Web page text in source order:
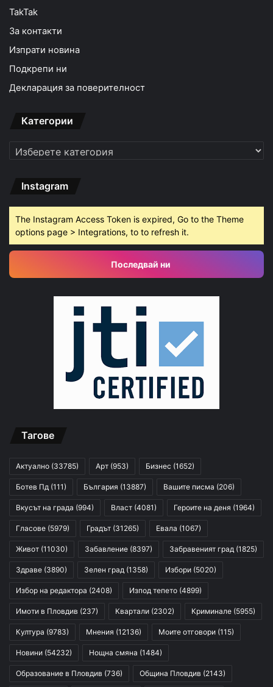
TakTak
За контакти
Изпрати новина
Подкрепи ни
Декларация за поверителност
Категории
Категории
Instagram
The Instagram Access Token is expired, Go to the Theme
options page > Integrations, to to refresh it.
Последвай ни
Тагове
Актуално (33785) Арт (953) Бизнес (1652)
Ботев Пд (111) България (13887) Вашите писма (206)
Вкусът на града (994) Власт (4081) Героите на деня (1964)
Гласове (5979) Градът (31265) Евала (1067)
Живот (11030) Забавление (8397) Забравеният град (1825)
Здраве (3890) Зелен град (1358) Избори (5020)
Избор на редактора (2408) Изпод тепето (4899)
Имоти в Пловдив (237) Квартали (2302) Криминале (5955)
Култура (9783) Мнения (12136) Моите отговори (115)
Новини (54232) Нощна смяна (1484)
Образование в Пловдив (736) Община Пловдив (2143)